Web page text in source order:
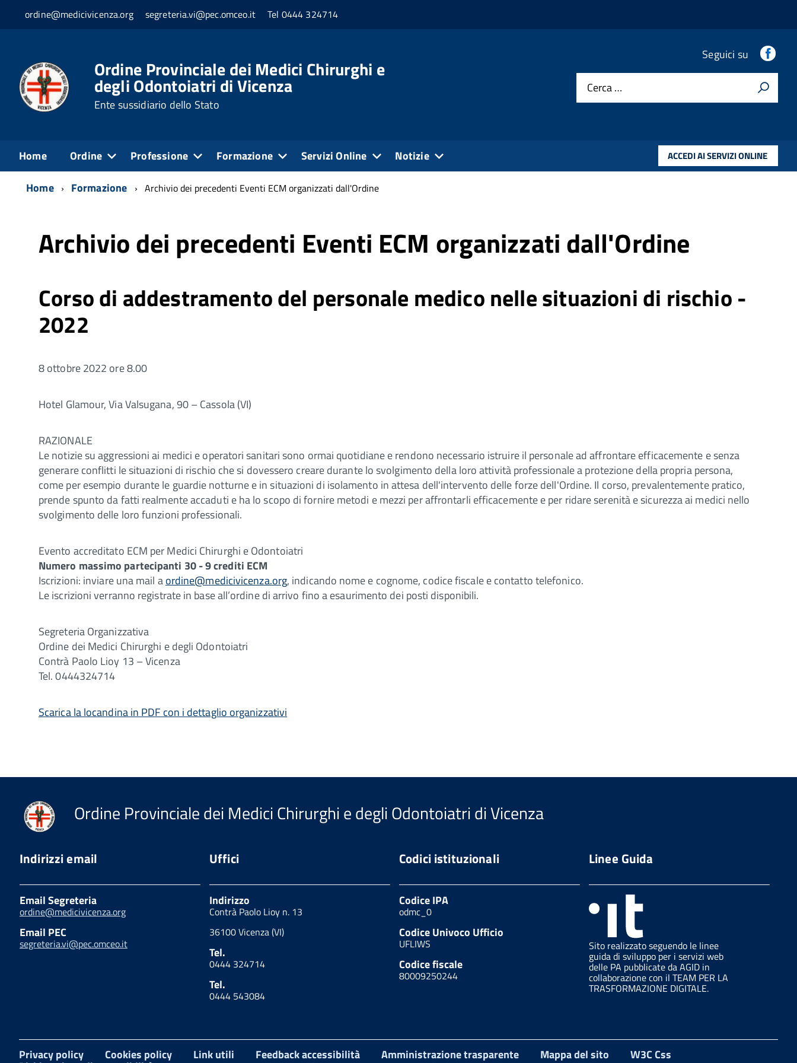
ordine@medicivicenza.org segreteria.vi@pec.omceo.it Tel 0444 324714
Ordine Provinciale dei Medici Chirurghi e
degli Odontoiatri di Vicenza
Ente sussidiario dello Stato
Seguici su
Cerca …
Home Ordine Professione Formazione Servizi Online Notizie ACCEDI AI SERVIZI ONLINE
Home Formazione Archivio dei precedenti Eventi ECM organizzati dall'Ordine
Archivio dei precedenti Eventi ECM organizzati dall'Ordine
Corso di addestramento del personale medico nelle situazioni di rischio -
2022
8 ottobre 2022 ore 8.00
Hotel Glamour, Via Valsugana, 90 – Cassola (VI)
RAZIONALE
Le notizie su aggressioni ai medici e operatori sanitari sono ormai quotidiane e rendono necessario istruire il personale ad affrontare efficacemente e senza
generare conflitti le situazioni di rischio che si dovessero creare durante lo svolgimento della loro attività professionale a protezione della propria persona,
come per esempio durante le guardie notturne e in situazioni di isolamento in attesa dell'intervento delle forze dell'Ordine. Il corso, prevalentemente pratico,
prende spunto da fatti realmente accaduti e ha lo scopo di fornire metodi e mezzi per affrontarli efficacemente e per ridare serenità e sicurezza ai medici nello
svolgimento delle loro funzioni professionali.
Evento accreditato ECM per Medici Chirurghi e Odontoiatri
Numero massimo partecipanti 30 - 9 crediti ECM
Iscrizioni: inviare una mail aordine@medicivicenza.org, indicando nome e cognome, codice fiscale e contatto telefonico.
Le iscrizioni verranno registrate in base all’ordine di arrivo fino a esaurimento dei posti disponibili.
Segreteria Organizzativa
Ordine dei Medici Chirurghi e degli Odontoiatri
Contrà Paolo Lioy 13 – Vicenza
Tel. 0444324714
Scarica la locandina in PDF con i dettaglio organizzativi
Ordine Provinciale dei Medici Chirurghi e degli Odontoiatri di Vicenza
Indirizzi email
Email Segreteria
ordine@medicivicenza.org
Email PEC
segreteria.vi@pec.omceo.it
Uffici
Indirizzo
Contrà Paolo Lioy n. 13
36100 Vicenza (VI)
Tel.
0444 324714
Tel.
0444 543084
Codici istituzionali
Codice IPA
odmc_0
Codice Univoco Ufficio
UFLIWS
Codice fiscale
80009250244
Linee Guida
Sito realizzato seguendo le linee
guida di sviluppo per i servizi web
delle PA pubblicate da AGID in
collaborazione con il TEAM PER LA
TRASFORMAZIONE DIGITALE.
Privacy policy Cookies policy Link utili Feedback accessibilità Amministrazione trasparente Mappa del sito W3C Css